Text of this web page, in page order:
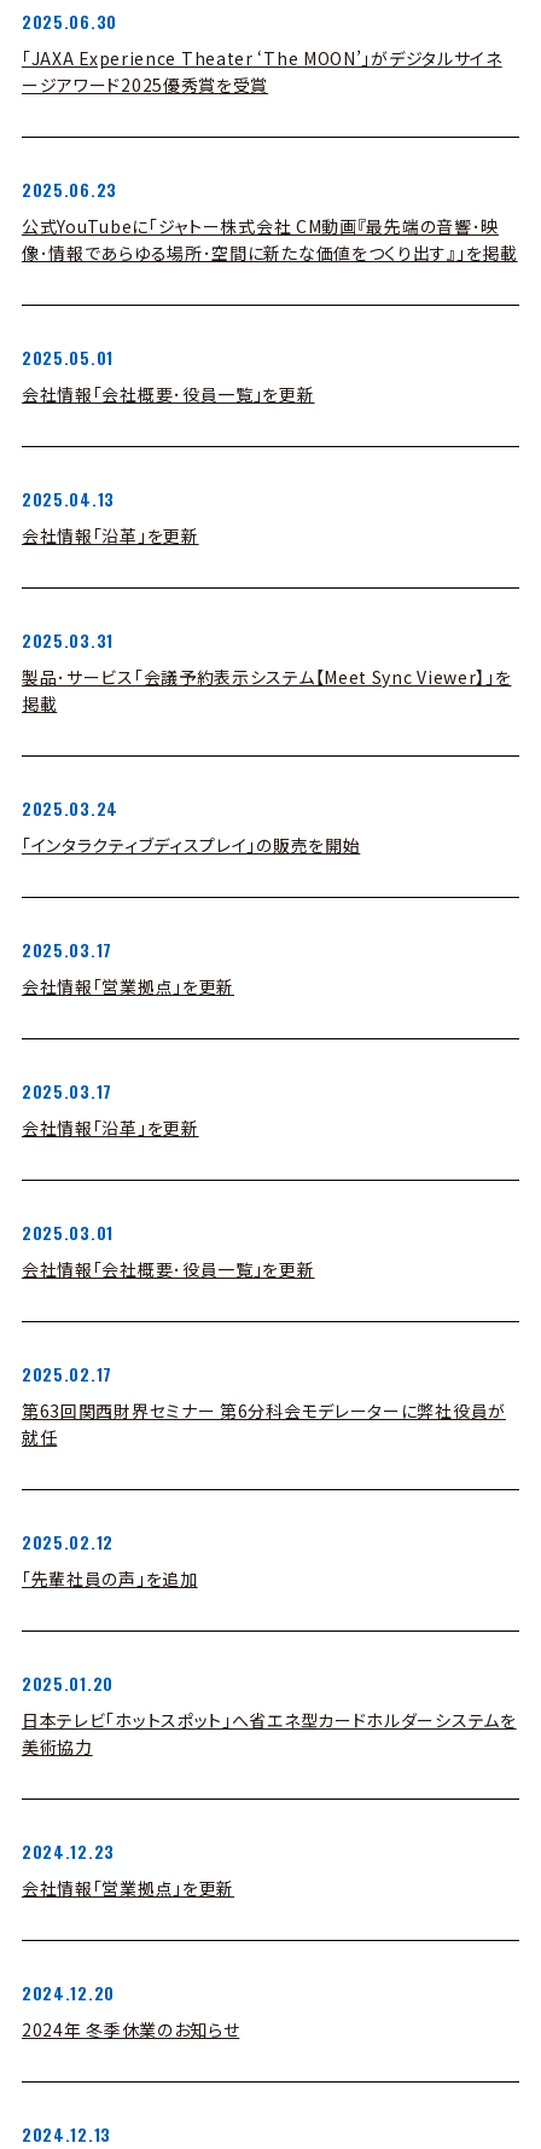
2025.06.30
「JAXA Experience Theater ‘The MOON’」がデジタルサイネ
ージアワード2025優秀賞を受賞
2025.06.23
公式YouTubeに「ジャトー株式会社 CM動画『最先端の音響･映
像･情報であらゆる場所･空間に新たな価値をつくり出す』」を掲載
2025.05.01
会社情報「会社概要･役員一覧」を更新
2025.04.13
会社情報「沿革」を更新
2025.03.31
製品･サービス「会議予約表示システム【Meet Sync Viewer】」を
掲載
2025.03.24
「インタラクティブディスプレイ」の販売を開始
2025.03.17
会社情報「営業拠点」を更新
2025.03.17
会社情報「沿革」を更新
2025.03.01
会社情報「会社概要･役員一覧」を更新
2025.02.17
第63回関西財界セミナー 第6分科会モデレーターに弊社役員が
就任
2025.02.12
「先輩社員の声」を追加
2025.01.20
日本テレビ「ホットスポット」へ省エネ型カードホルダーシステムを
美術協力
2024.12.23
会社情報「営業拠点」を更新
2024.12.20
2024年 冬季休業のお知らせ
2024.12.13